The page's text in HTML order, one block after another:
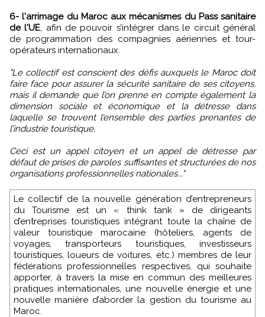
6- l'arrimage du Maroc aux mécanismes du Pass sanitaire
de l'UE, afin de pouvoir s’intégrer dans le circuit général
de programmation des compagnies aériennes et tour-
opérateurs internationaux.
"Le collectif est conscient des défis auxquels le Maroc doit
faire face pour assurer la sécurité sanitaire de ses citoyens,
mais il demande que l’on prenne en compte également la
dimension sociale et économique et la détresse dans
laquelle se trouvent l’ensemble des parties prenantes de
l’industrie touristique.
Ceci est un appel citoyen et un appel de détresse par
défaut de prises de paroles suffisantes et structurées de nos
organisations professionnelles nationales..."
Le collectif de la nouvelle génération d’entrepreneurs
du Tourisme est un « think tank » de dirigeants
d’entreprises touristiques intégrant toute la chaîne de
valeur touristique marocaine (hôteliers, agents de
voyages, transporteurs touristiques, investisseurs
touristiques, loueurs de voitures, etc.) membres de leur
fédérations professionnelles respectives, qui souhaite
apporter, à travers la mise en commun des meilleures
pratiques internationales, une nouvelle énergie et une
nouvelle manière d’aborder la gestion du tourisme au
Maroc.